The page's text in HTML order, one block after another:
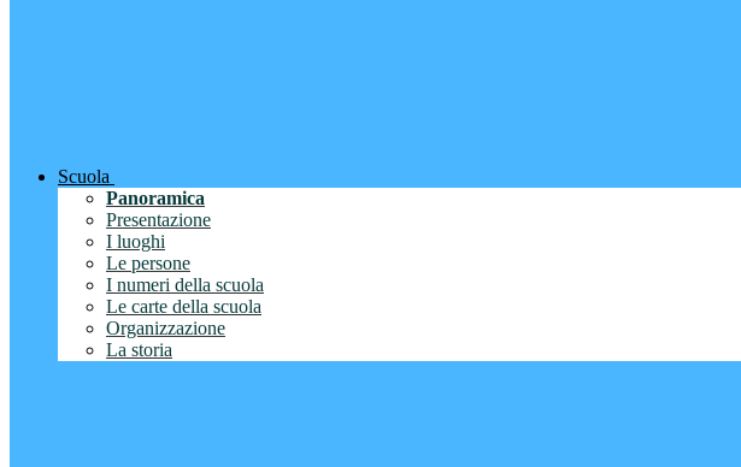
Scuola
Panoramica
Presentazione
I luoghi
Le persone
I numeri della scuola
Le carte della scuola
Organizzazione
La storia